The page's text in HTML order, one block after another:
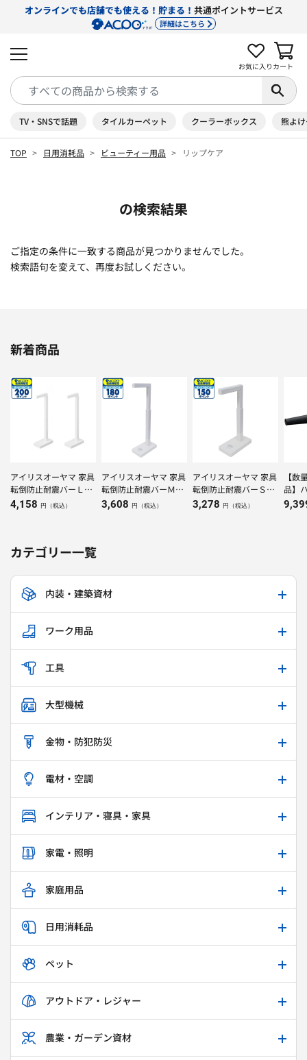
オンラインでも店舗でも使える！貯まる！ 共通ポイントサービス
詳細はこちら
お気に入り カート
TV・SNSで話題 タイルカーペット クーラーボックス 熊よ
TOP 日用消耗品 ビューティー用品 リップケア
の検索結果
ご指定の条件に一致する商品が見つかりませんでした。
検索語句を変えて、再度お試しください。
新着商品
アイリスオーヤマ 家具
転倒防止耐震バーＬＫ
ＴＴＢーＬホワイト
4,158 円（税込）
アイリスオーヤマ 家具
転倒防止耐震バーＭＫ
ＴＴＢーＭホワイト
3,608 円（税込）
アイリスオーヤマ 家具
転倒防止耐震バーＳＫ
ＴＴＢーＳホワイト
3,278 円（税込）
【数
品】
レス
（
カテゴリー一覧
内装・建築資材
ワーク用品
工具
大型機械
金物・防犯防災
電材・空調
インテリア・寝具・家具
家電・照明
家庭用品
日用消耗品
ペット
アウトドア・レジャー
農業・ガーデン資材